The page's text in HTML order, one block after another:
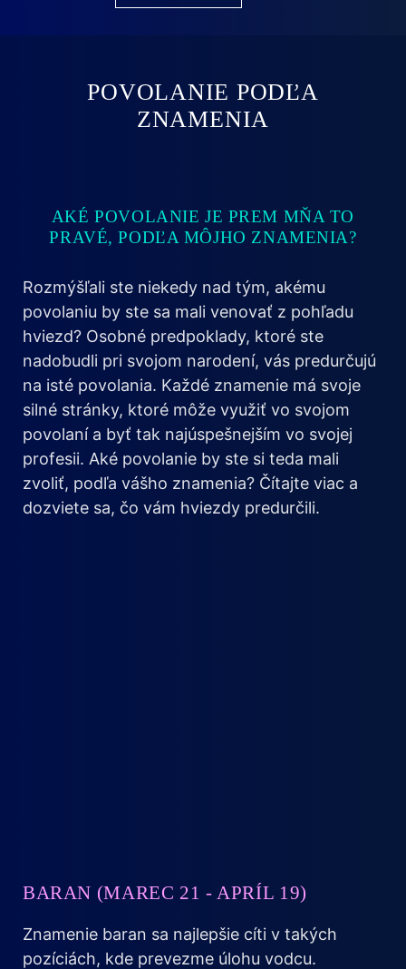
POVOLANIE PODĽA
ZNAMENIA
AKÉ POVOLANIE JE PREM MŇA TO
PRAVÉ, PODĽA MÔJHO ZNAMENIA?
Rozmýšľali ste niekedy nad tým, akému
povolaniu by ste sa mali venovať z pohľadu
hviezd? Osobné predpoklady, ktoré ste
nadobudli pri svojom narodení, vás predurčujú
na isté povolania. Každé znamenie má svoje
silné stránky, ktoré môže využiť vo svojom
povolaní a byť tak najúspešnejším vo svojej
profesii. Aké povolanie by ste si teda mali
zvoliť, podľa vášho znamenia? Čítajte viac a
dozviete sa, čo vám hviezdy predurčili.
BARAN (MAREC 21 - APRÍL 19)
Znamenie baran sa najlepšie cíti v takých
pozíciách, kde prevezme úlohu vodcu.